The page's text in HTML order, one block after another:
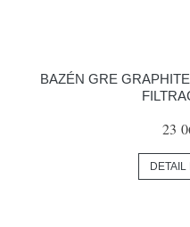
BAZÉN GRE
23